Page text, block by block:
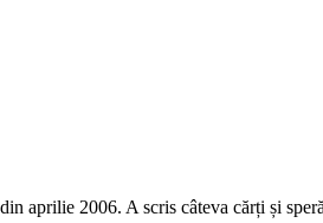
aprilie 2006. A scris câteva cărți și